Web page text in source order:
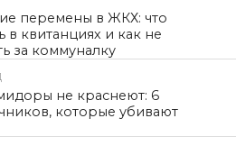
перемены в ЖКХ: что
в квитанциях и как не
за коммуналку
не краснеют: 6
которые убивают